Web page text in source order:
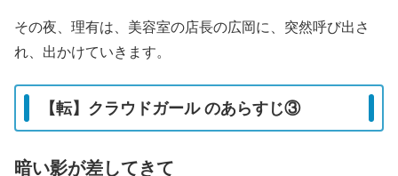
その夜、理有は、美容室の店長の広岡に、突然呼び出さ
れ、出かけていきます。
【転】クラウドガール のあらすじ③
暗い影が差してきて